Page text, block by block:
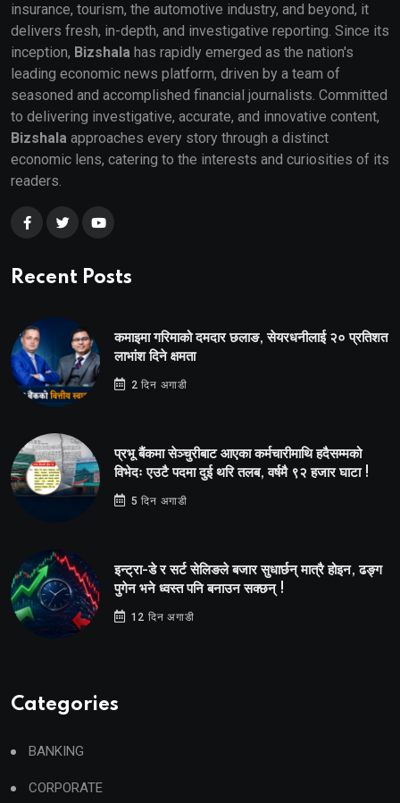
insurance, tourism, the automotive industry, and beyond, it
delivers fresh, in-depth, and investigative reporting. Since its
inception, Bizshala has rapidly emerged as the nation's
leading economic news platform, driven by a team of
seasoned and accomplished financial journalists. Committed
to delivering investigative, accurate, and innovative content,
Bizshala approaches every story through a distinct
economic lens, catering to the interests and curiosities of its
readers.
Recent Posts
कमाइमा गरिमाको दमदार छलाङ, सेयरधनीलाई २० प्रतिशत
लाभांश दिने क्षमता
2 दिन अगाडी
प्रभू बैंकमा सेञ्चुरीबाट आएका कर्मचारीमाथि हदैसम्मको
विभेदः एउटै पदमा दुई थरि तलब, वर्षमै ९२ हजार घाटा !
5 दिन अगाडी
इन्ट्रा-डे र सर्ट सेलिङले बजार सुधार्छन् मात्रै होइन, ढङ्ग
पुगेन भने ध्वस्त पनि बनाउन सक्छन् !
12 दिन अगाडी
Categories
BANKING
CORPORATE